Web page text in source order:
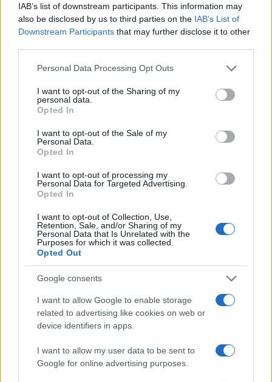
IAB’s list of downstream participants. This information may
also be disclosed by us to third parties on the IAB’s List of
Downstream Participants that may further disclose it to other
Please note that this website/app uses one or more Google
not limited to your visit or usage behaviour. You may click to
grant or deny consent to Google and its third-party tags to
use your data for below specified purposes in below Google
consent section.
Personal Data Processing Opt Outs
I want to opt-out of the Sharing of my
personal data.
Opted In
I want to opt-out of the Sale of my
Personal Data.
Opted In
I want to opt-out of processing my
Personal Data for Targeted Advertising.
Opted In
I want to opt-out of Collection, Use,
Retention, Sale, and/or Sharing of my
Personal Data that Is Unrelated with the
Purposes for which it was collected.
Opted Out
Google consents
I want to allow Google to enable storage
related to advertising like cookies on web or
device identifiers in apps.
I want to allow my user data to be sent to
Google for online advertising purposes.
Come scegliere le scarpe da running donna: comfort
e performance
NEWS
Arrestati cinque agenti della polizia locale di Milano: le
accuse e i dettagli
NEWS